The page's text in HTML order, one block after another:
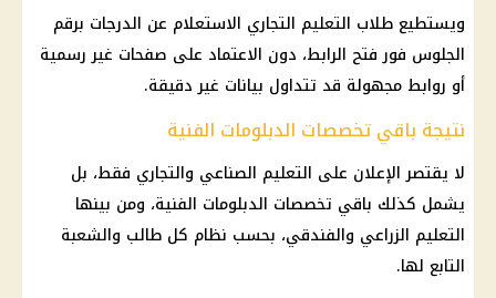
ويستطيع طلاب التعليم التجاري الاستعلام عن الدرجات برقم
الجلوس فور فتح الرابط، دون الاعتماد على صفحات غير رسمية
أو روابط مجهولة قد تتداول بيانات غير دقيقة.
نتيجة باقي تخصصات الدبلومات الفنية
لا يقتصر الإعلان على التعليم الصناعي والتجاري فقط، بل
يشمل كذلك باقي تخصصات الدبلومات الفنية، ومن بينها
التعليم الزراعي والفندقي، بحسب نظام كل طالب والشعبة
التابع لها.